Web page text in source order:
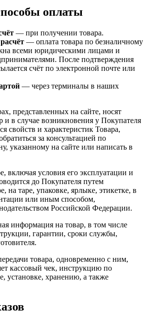
оплаты
— при получении товара.
— оплата товара по безналичному
всеми юридическими лицами и
После подтверждения
счёт по электронной почте или
— через терминалы в наших
представленных на сайте, носят
и в случае возникновения у Покупателя
свойств и характеристик Товара,
за консультацией по
указанному на сайте или написать в
включая условия его эксплуатации и
до Покупателя путем
на таре, упаковке, ярлыке, этикетке, в
или иным способом,
Российской Федерации.
информация на товар, в том числе
гарантии, сроки службы,
товара, одновременно с ним,
кассовый чек, инструкцию по
установке, хранению, а также